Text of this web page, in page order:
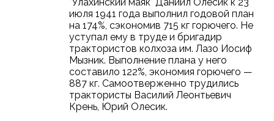
июля 1941 года выполнил годовой план
на 174%, сэкономив 715 кг горючего. Не
уступал ему в труде и бригадир
трактористов колхоза им. Лазо Иосиф
Мызник. Выполнение плана у него
составило 122%, экономия горючего —
887 кг. Самоотверженно трудились
трактористы Василий Леонтьевич
Крень, Юрий Олесик.